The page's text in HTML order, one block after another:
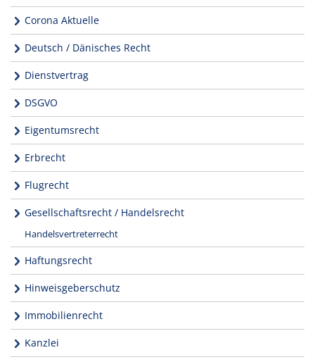
Corona Aktuelle
Deutsch / Dänisches Recht
Dienstvertrag
DSGVO
Eigentumsrecht
Erbrecht
Flugrecht
Gesellschaftsrecht / Handelsrecht
Handelsvertreterrecht
Haftungsrecht
Hinweisgeberschutz
Immobilienrecht
Kanzlei